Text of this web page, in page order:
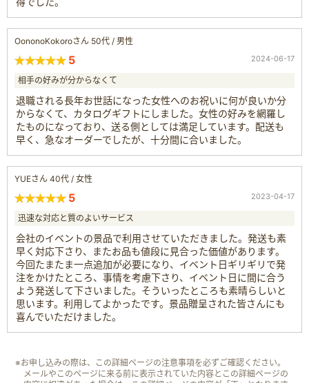
OononoKokoroさん 50代 / 男性
5 2024-06-17
相手の好みが分からなくて
退職される長年お世話になった女性へのお祝いに何が良いか分
からなくて、カタログギフトにしました。女性の好みを網羅し
たものになっており、送る側としては満足しています。配送も
早く、急なオーダーでしたが、十分間に合いました。
YUEさん 40代 / 女性
5 2023-04-17
迅速な対応と質のよいサービス
会社のイベントの景品で利用させていただきました。発送も素
早く対応下さり、またお品も値段に見合った価値があります。
今回たまたま一点追加が必要になり、イベント日ギリギリで発
注をかけたところ、事情を考慮下さり、イベント日に間に合う
よう発送して下さいました。そういったところも素晴らしいと
思います。利用してよかったです。景品贈呈された皆さんにも
喜んでいただけました。
※お申し込みの際は、この詳細ページの注意事項を必ずご確認ください。
メールやこのページに来る前に表示されていた内容とこの詳細ページの